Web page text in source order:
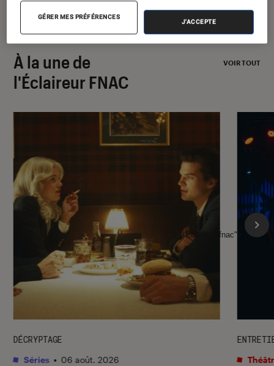
À la une de
l'Éclaireur FNAC
VOIR TOUT
DÉCRYPTAGE
Séries • 06 août. 2026
l'Éclaireur fnac">
GÉRER MES PRÉFÉRENCES
J'ACCEPTE